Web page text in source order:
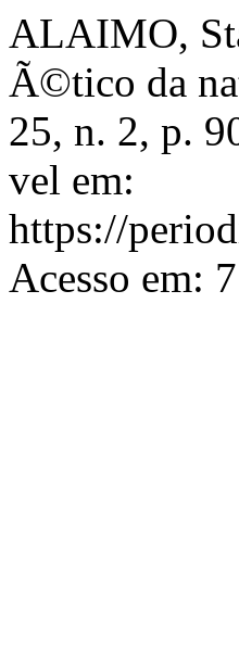
ALAIMO,
Ã©tico da
25, n. 2, p.
vel em:
https://
Acesso em: